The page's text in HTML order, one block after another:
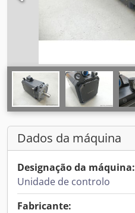
Dados da máquina
Designação da máquina:
Unidade de controlo
Fabricante: